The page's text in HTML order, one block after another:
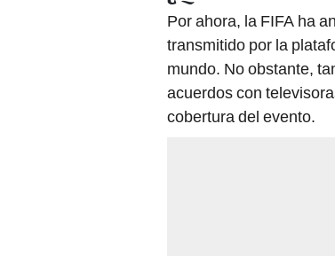
Por ahora, la FIFA ha
transmitido por la
mundo. No obstante,
acuerdos con
cobertura del evento.